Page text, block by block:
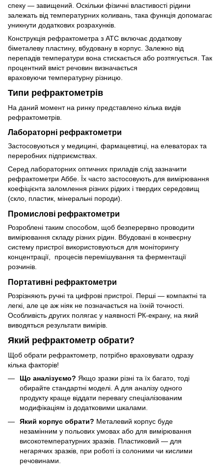
спеку — завищений. Оскільки фізичні властивості рідини
залежать від температурних коливань, така функція допомагає
уникнути додаткових розрахунків.
Конструкція рефрактометра з ATC включає додаткову
біметалеву пластину, вбудовану в корпус. Залежно від
перепадів температури вона стискається або розтягується. Так
процентний вміст речовин визначається
враховуючи температурну різницю.
Типи рефрактометрів
На даний момент на ринку представлено кілька видів
рефрактометрів.
Лабораторні рефрактометри
Застосовуються у медицині, фармацевтиці, на елеваторах та
переробних підприємствах.
Серед лабораторних оптичних приладів слід зазначити
рефрактометри Аббе. Їх часто застосовують для вимірювання
коефіцієнта заломлення різних рідких і твердих середовищ
(скло, пластик, мінеральні породи).
Промислові рефрактометри
Розроблені таким способом, щоб безперервно проводити
вимірювання складу різних рідин. Вбудовані в конвеєрну
систему пристрої використовуються для моніторингу
концентрації, процесів перемішування та ферментації
розчинів.
Портативні рефрактометри
Розрізняють ручні та цифрові пристрої. Перші — компактні та
легкі, але це аж ніяк не позначається на їхній точності.
Особливість других полягає у наявності РК-екрану, на який
виводяться результати вимірів.
Який рефрактометр обрати?
Щоб обрати рефрактометр, потрібно враховувати одразу
кілька факторів!
Що аналізуємо? Якщо зразки різні та їх багато, тоді
обирайте стандартні моделі. А для аналізу одного
продукту краще віддати перевагу спеціалізованим
модифікаціям із додатковими шкалами.
Який корпус обрати? Металевий корпус буде
незамінним у польових умовах або для вимірювання
високотемпературних зразків. Пластиковий — для
негарячих зразків, при роботі із солоними чи кислими
речовинами.